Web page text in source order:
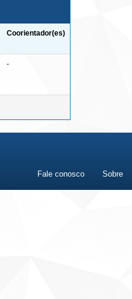
Coorientador(es)
-
Fale conosco Sobre